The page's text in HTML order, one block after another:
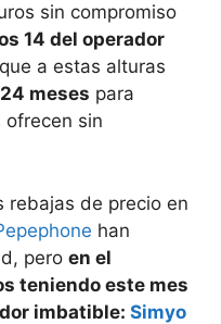
sin compromiso
14 del operador
a estas alturas
24 meses para
ofrecen sin
rebajas de precio en
han
pero en el
teniendo este mes
imbatible: Simyo